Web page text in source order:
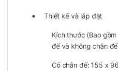
Thiết kế và lắp đặt
Kích thước (Bao
đế và không chân
Có chân đế: 155 x